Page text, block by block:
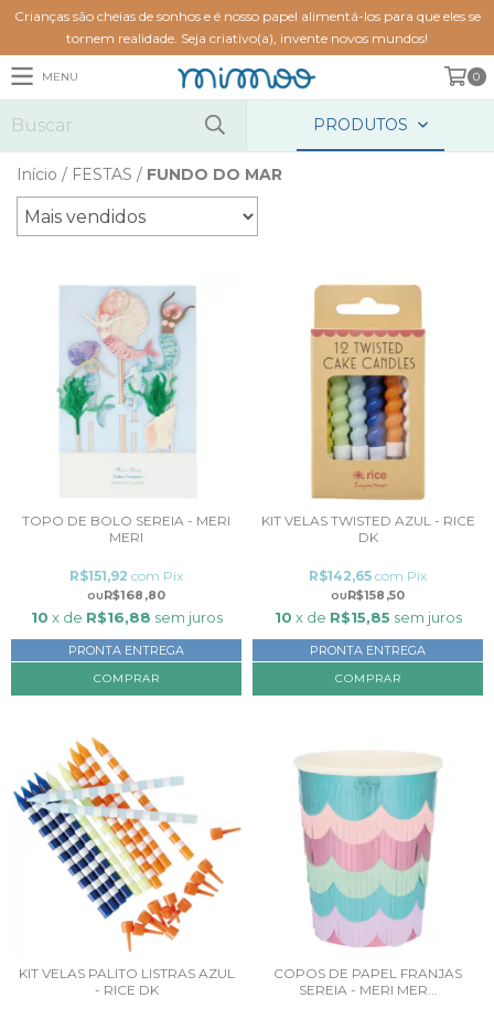
Crianças são cheias de sonhos e é nosso papel alimentá-los para que eles se
tornem realidade. Seja criativo(a), invente novos mundos!
MENU 0
PRODUTOS
Início / FESTAS / FUNDO DO MAR
TOPO DE BOLO SEREIA - MERI
MERI
R$168,80
R$151,92 com Pix
10 x de R$16,88 sem juros
PRONTA ENTREGA
KIT VELAS TWISTED AZUL - RICE
DK
R$158,50
R$142,65 com Pix
10 x de R$15,85 sem juros
PRONTA ENTREGA
KIT VELAS PALITO LISTRAS AZUL
- RICE DK
COPOS DE PAPEL FRANJAS
SEREIA - MERI MER...